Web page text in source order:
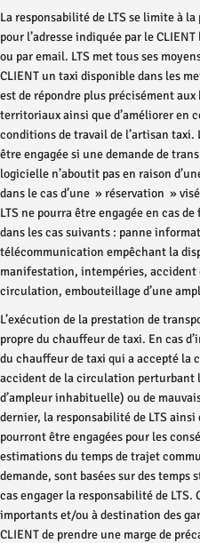
La responsabilité de LTS se limite à
pour l’adresse indiquée par le
ou par email. LTS met tous ses
CLIENT un taxi disponible dans les
est de répondre plus précisément
territoriaux ainsi que d’améliorer
conditions de travail de l’artisan taxi.
être engagée si une demande de
logicielle n’aboutit pas en raison
dans le cas d’une » réservation »
LTS ne pourra être engagée en cas
dans les cas suivants : panne
télécommunication empêchant la
manifestation, intempéries,
circulation, embouteillage d’une
L’exécution de la prestation de
propre du chauffeur de taxi. En cas
du chauffeur de taxi qui a accepté la
accident de la circulation
d’ampleur inhabituelle) ou de
dernier, la responsabilité de LTS
pourront être engagées pour les
estimations du temps de trajet
demande, sont basées sur des
cas engager la responsabilité de
importants et/ou à destination des
CLIENT de prendre une marge de